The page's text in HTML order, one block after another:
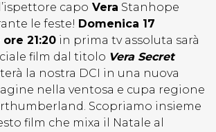
capo Vera Stanhope
le feste! Domenica 17
21:20 in prima tv assoluta sarà
film dal titolo Vera Secret
la nostra DCI in una nuova
nella ventosa e cupa regione
Scopriamo insieme
film che mixa il Natale al